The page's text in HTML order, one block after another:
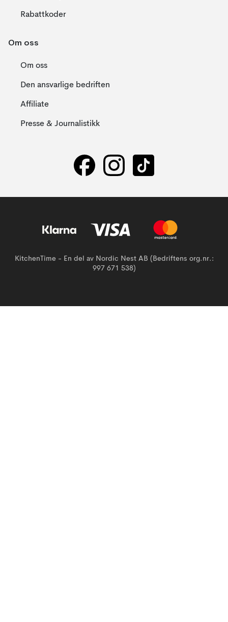
Rabattkoder
Om oss
Om oss
Den ansvarlige bedriften
Affiliate
Presse & Journalistikk
KitchenTime - En del av Nordic Nest AB (Bedriftens org.nr.:
997 671 538)